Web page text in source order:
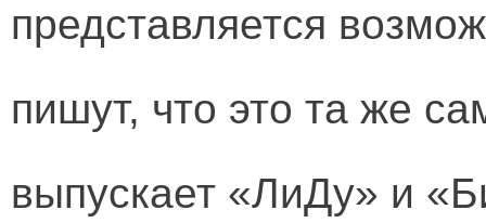
представляется
пишут, что это та же
выпускает «ЛиДу» и